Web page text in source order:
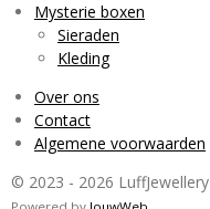
Mysterie boxen
Sieraden
Kleding
Over ons
Contact
Algemene voorwaarden
© 2023 - 2026 LuffJewellery